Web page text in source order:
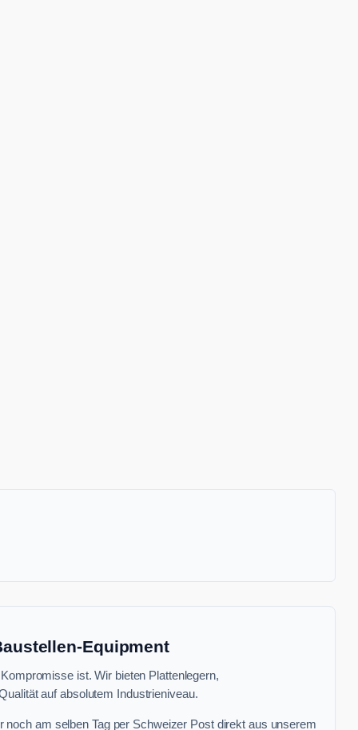
Equipment
ist. Wir bieten Plattenlegern,
auf absolutem Industrieniveau.
am selben Tag per Schweizer Post direkt aus unserem